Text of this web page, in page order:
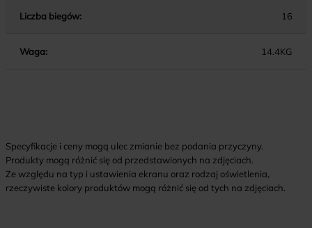
Liczba biegów: 16
Waga: 14.4KG
Specyfikacje i ceny mogą ulec zmianie bez podania przyczyny.
Produkty mogą różnić się od przedstawionych na zdjęciach.
Ze względu na typ i ustawienia ekranu oraz rodzaj oświetlenia,
rzeczywiste kolory produktów mogą różnić się od tych na zdjęciach.